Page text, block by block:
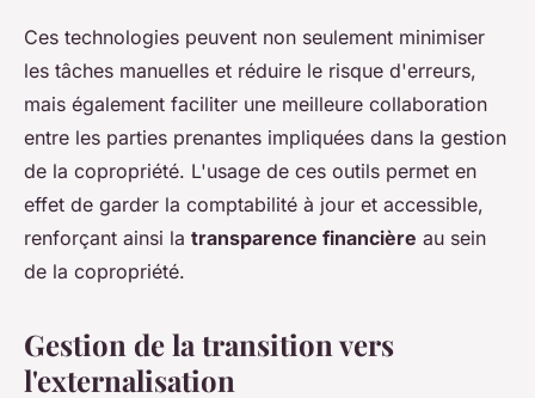
Ces technologies peuvent non seulement minimiser
les tâches manuelles et réduire le risque d'erreurs,
mais également faciliter une meilleure collaboration
entre les parties prenantes impliquées dans la gestion
de la copropriété. L'usage de ces outils permet en
effet de garder la comptabilité à jour et accessible,
renforçant ainsi la transparence financière au sein
de la copropriété.
Gestion de la transition vers
l'externalisation